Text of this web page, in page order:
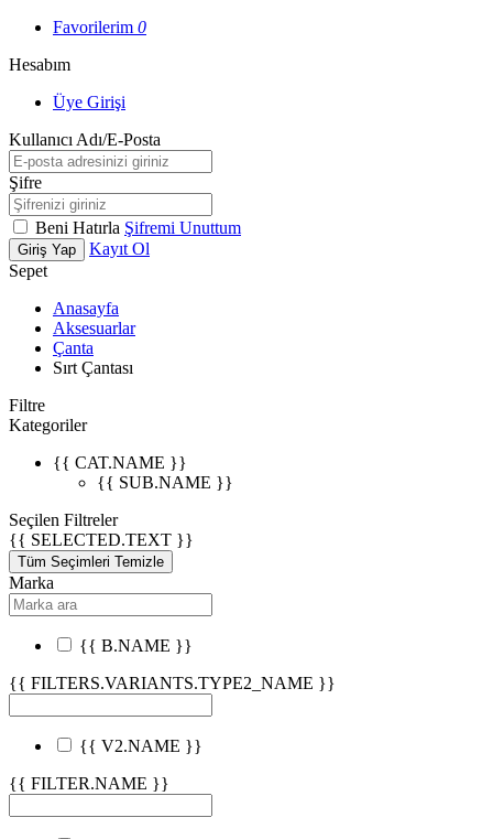
Favorilerim 0
Hesabım
Üye Girişi
Kullanıcı Adı/E-Posta
Şifre
Beni Hatırla Şifremi Unuttum
Giriş Yap
Kayıt Ol
Sepet
Anasayfa
Aksesuarlar
Çanta
Sırt Çantası
Filtre
Kategoriler
{{ CAT.NAME }}
{{ SUB.NAME }}
Seçilen Filtreler
{{ SELECTED.TEXT }}
Tüm Seçimleri Temizle
Marka
{{ B.NAME }}
{{ FILTERS.VARIANTS.TYPE2_NAME }}
{{ V2.NAME }}
{{ FILTER.NAME }}